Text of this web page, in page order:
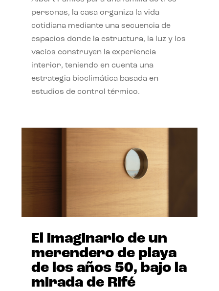
personas, la casa organiza la vida
cotidiana mediante una secuencia de
espacios donde la estructura, la luz y los
vacíos construyen la experiencia
interior, teniendo en cuenta una
estrategia bioclimática basada en
estudios de control térmico.
El imaginario de un
merendero de playa
de los años 50, bajo la
mirada de Rifé